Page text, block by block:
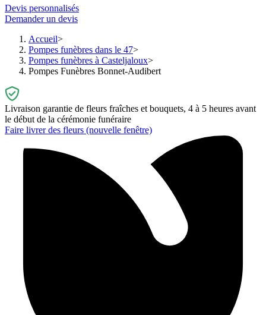
Devis personnalisés
Demander un devis
Accueil
Pompes funèbres dans le 47
Pompes funèbres à Casteljaloux
Pompes Funèbres Bonnet-Audibert
Livraison garantie de fleurs fraîches et bouquets, 4 à 5 heures avant
le début de la cérémonie funéraire
Faire livrer des fleurs (nouvelle fenêtre)